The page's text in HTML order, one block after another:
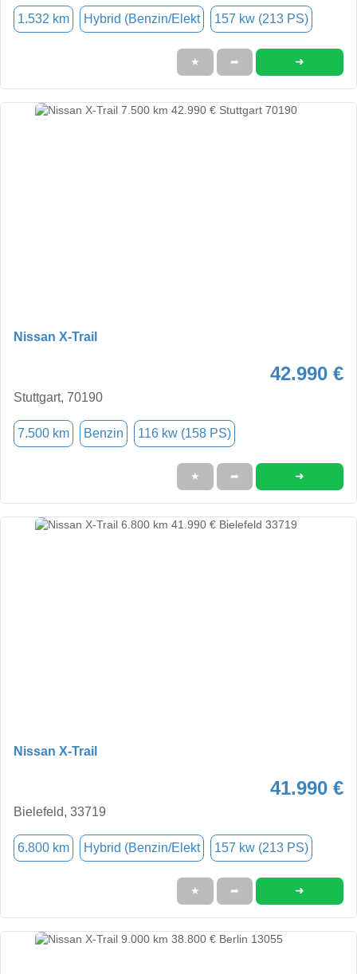
1.532 km Hybrid (Benzin/Elekt 157 kw (213 PS)
★ ➦ ➜
Nissan X-Trail
42.990 €
Stuttgart, 70190
7.500 km Benzin 116 kw (158 PS)
★ ➦ ➜
Nissan X-Trail
41.990 €
Bielefeld, 33719
6.800 km Hybrid (Benzin/Elekt 157 kw (213 PS)
★ ➦ ➜